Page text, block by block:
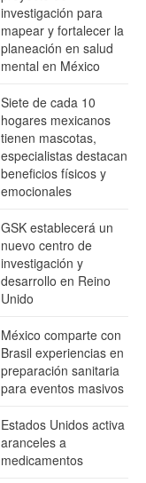
investigación para
mapear y fortalecer la
planeación en salud
mental en México
Siete de cada 10
hogares mexicanos
tienen mascotas,
especialistas destacan
beneficios físicos y
emocionales
GSK establecerá un
nuevo centro de
investigación y
desarrollo en Reino
Unido
México comparte con
Brasil experiencias en
preparación sanitaria
para eventos masivos
Estados Unidos activa
aranceles a
medicamentos